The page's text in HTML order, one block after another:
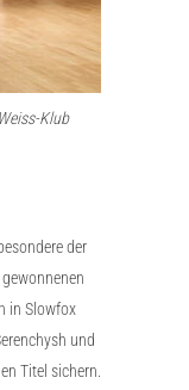
Klub
der
in Slowfox
und
Titel sichern.